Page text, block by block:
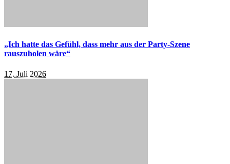
„Ich hatte das Gefühl, dass mehr aus der Party-Szene
rauszuholen wäre“
17. Juli 2026